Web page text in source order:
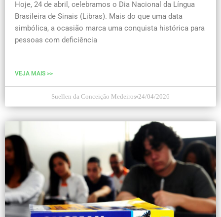
Hoje, 24 de abril, celebramos o Dia Nacional da Língua
Brasileira de Sinais (Libras). Mais do que uma data
simbólica, a ocasião marca uma conquista histórica para
pessoas com deficiência
VEJA MAIS >>
Suellen da Conceição Medeiros 24/04/2026